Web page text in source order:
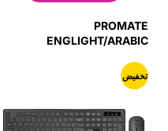
PROMATE
ENGLIGHT/ARABIC
Mouse Combo - Black -
TJRD7JO
تخفيض